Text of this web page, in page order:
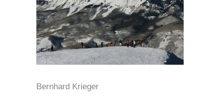
Bernhard Krieger